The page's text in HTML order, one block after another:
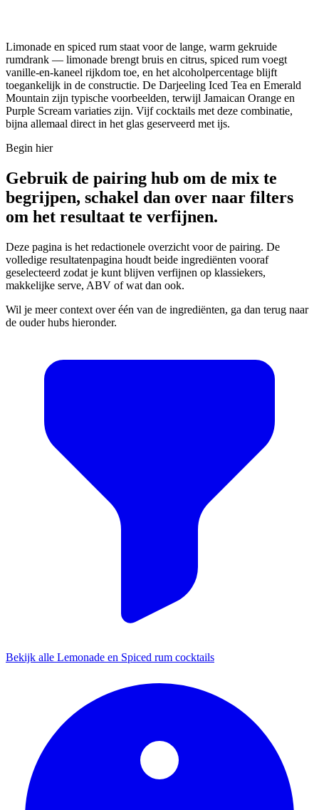
Limonade en spiced rum staat voor de lange, warm gekruide
rumdrank — limonade brengt bruis en citrus, spiced rum voegt
vanille-en-kaneel rijkdom toe, en het alcoholpercentage blijft
toegankelijk in de constructie. De Darjeeling Iced Tea en Emerald
Mountain zijn typische voorbeelden, terwijl Jamaican Orange en
Purple Scream variaties zijn. Vijf cocktails met deze combinatie,
bijna allemaal direct in het glas geserveerd met ijs.
Begin hier
Gebruik de pairing hub om de mix te
begrijpen, schakel dan over naar filters
om het resultaat te verfijnen.
Deze pagina is het redactionele overzicht voor de pairing. De
volledige resultatenpagina houdt beide ingrediënten vooraf
geselecteerd zodat je kunt blijven verfijnen op klassiekers,
makkelijke serve, ABV of wat dan ook.
Wil je meer context over één van de ingrediënten, ga dan terug naar
de ouder hubs hieronder.
Bekijk alle Lemonade en Spiced rum cocktails